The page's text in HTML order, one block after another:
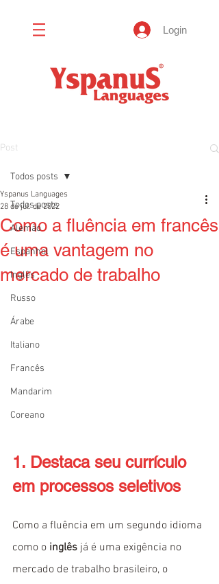
Login
Post
Todos posts
Alemão
Espanhol
Inglês
Russo
Árabe
Italiano
Francês
Mandarim
Coreano
Todos posts
Como a fluência em francês
é uma vantagem no
mercado de trabalho
Yspanus Languages
28 de jul. de 2022
1. Destaca seu currículo
em processos seletivos
Como a fluência em um segundo idioma
como o inglês já é uma exigência no
mercado de trabalho brasileiro, o